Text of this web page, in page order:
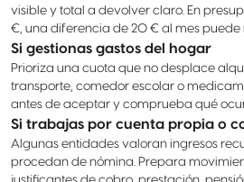
visible y total a devolver claro. En
€, una diferencia de 20 € al mes puede
Si gestionas gastos del hogar
Prioriza una cuota que no desplace
transporte, comedor escolar o
antes de aceptar y comprueba qué
Si trabajas por cuenta propia o
Algunas entidades valoran ingresos
procedan de nómina. Prepara